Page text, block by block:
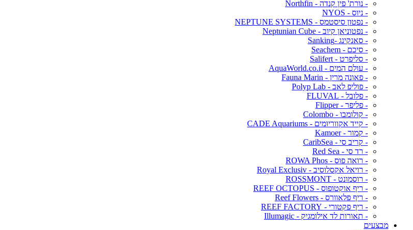
- נורת' פין קנדה - Northfin
- ניוס - NYOS
- נפטון סיסטמס - NEPTUNE SYSTEMS
- נפטוניאן קיוב - Neptunian Cube
- סאנקינג -Sanking
- סיכם - Seachem
- סליפרט - Salifert
- עולם המים - AquaWorld.co.il
- פאונה מרין - Fauna Marin
- פוליפ לאב - Polyp Lab
- פלובל - FLUVAL
- פליפר - Flipper
- קולומבו - Colombo
- קייד אקווריומים - CADE Aquariums
- קמור - Kamoer
- קריב סי - CaribSea
- רד סי - Red Sea
- רואה פוס - ROWA Phos
- רויאל אקסלוסיב - Royal Exclusiv
- רוסמונט - ROSSMONT
- ריף אוקטופוס - REEF OCTOPUS
- ריף פלאוורס - Reef Flowers
- ריף פקטורי - REEF FACTORY
- תאורות לד אילומגיק - Illumagic
מבצעים